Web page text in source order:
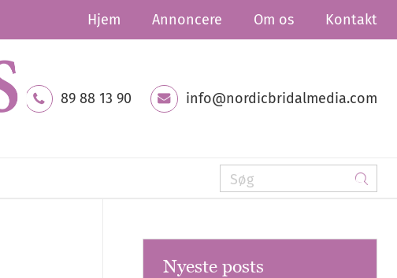
Hjem Annoncere Om os Kontakt
89 88 13 90 info@nordicbridalmedia.com
Nyeste posts